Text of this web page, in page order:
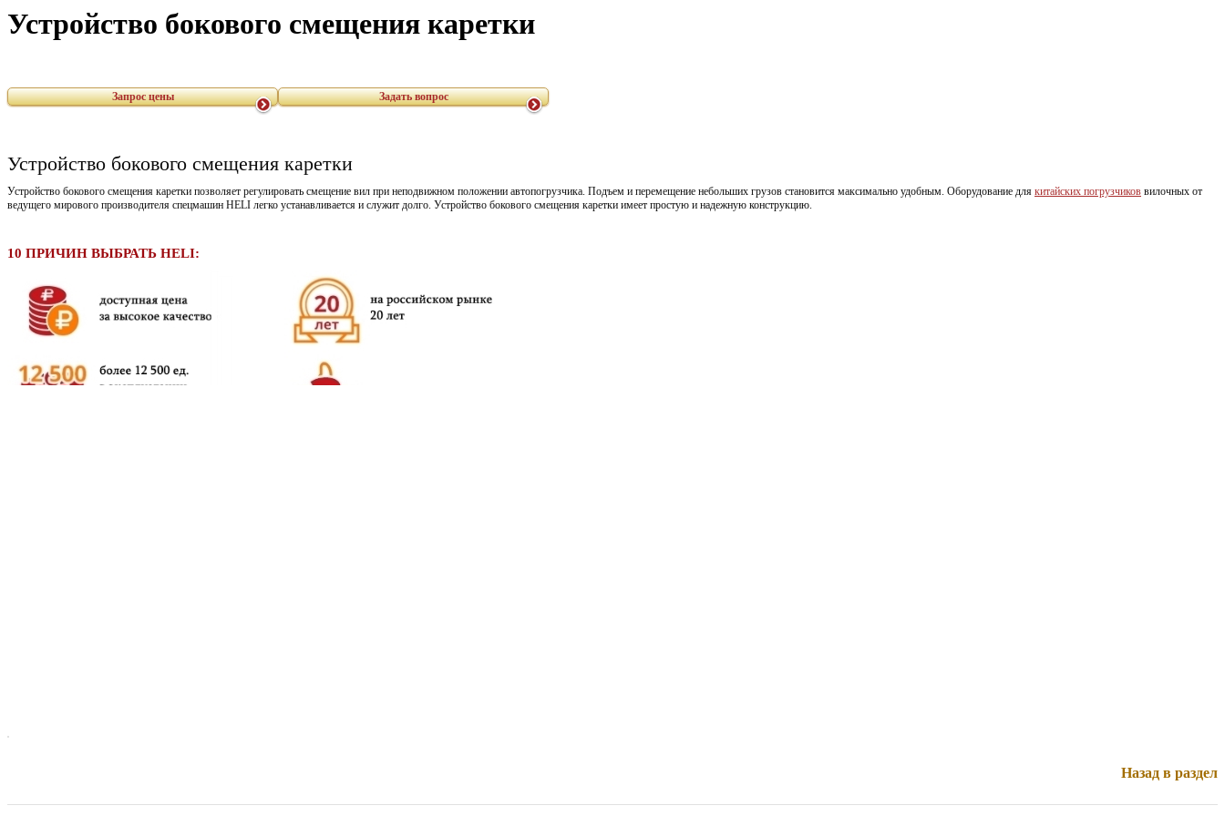
Устройство бокового смещения каретки
Запрос цены Задать вопрос
Устройство бокового смещения каретки
Устройство бокового смещения каретки позволяет регулировать смещение вил при неподвижном положении автопогрузчика. Подъем и перемещение небольших грузов становится максимально удобным. Оборудование для китайских погрузчиков вилочных от
ведущего мирового производителя спецмашин HELI легко устанавливается и служит долго. Устройство бокового смещения каретки имеет простую и надежную конструкцию.
10 ПРИЧИН ВЫБРАТЬ HELI:
Назад в раздел